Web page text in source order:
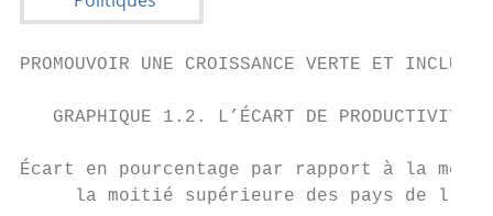
PROMOUVOIR UNE CROISSANCE VERTE ET
GRAPHIQUE 1.2. L’ÉCART DE PRODUCTIVITÉ
Écart en pourcentage par rapport à
la moitié supérieure des pays de